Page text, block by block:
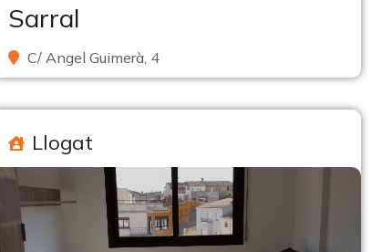
Sarral
C/ Angel Guimerà, 4
Llogat